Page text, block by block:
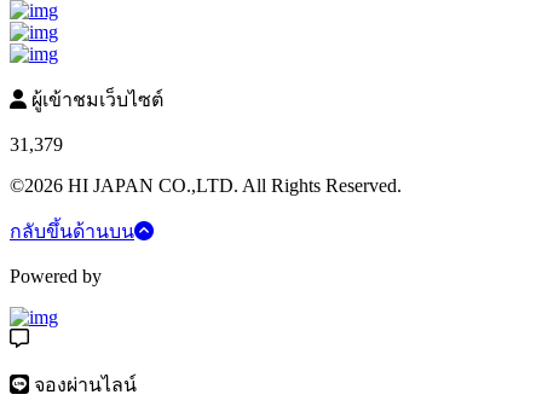
ผู้เข้าชมเว็บไซต์
31,379
©2026 HI JAPAN CO.,LTD. All Rights Reserved.
กลับขึ้นด้านบน
Powered by
จองผ่านไลน์